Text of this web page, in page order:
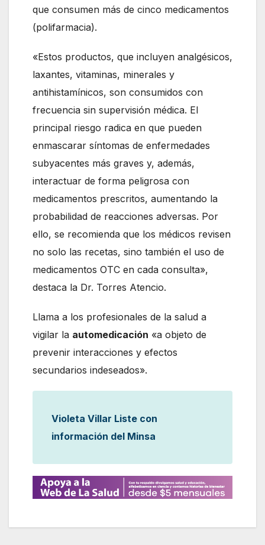
que consumen más de cinco medicamentos
(polifarmacia).
«Estos productos, que incluyen analgésicos,
laxantes, vitaminas, minerales y
antihistamínicos, son consumidos con
frecuencia sin supervisión médica. El
principal riesgo radica en que pueden
enmascarar síntomas de enfermedades
subyacentes más graves y, además,
interactuar de forma peligrosa con
medicamentos prescritos, aumentando la
probabilidad de reacciones adversas. Por
ello, se recomienda que los médicos revisen
no solo las recetas, sino también el uso de
medicamentos OTC en cada consulta»,
destaca la Dr. Torres Atencio.
Llama a los profesionales de la salud a
vigilar la automedicación «a objeto de
prevenir interacciones y efectos
secundarios indeseados».
Violeta Villar Liste con
información del Minsa